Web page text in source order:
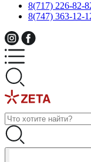
8(717) 226-82-
8(747) 363-12-